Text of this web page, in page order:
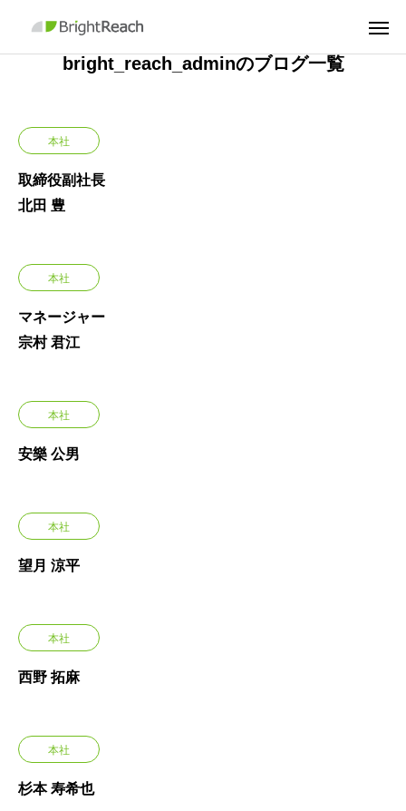
bright_reach_adminのブログ一覧
本社
取締役副社長
北田 豊
本社
マネージャー
宗村 君江
本社
安樂 公男
本社
望月 涼平
本社
西野 拓麻
本社
杉本 寿希也